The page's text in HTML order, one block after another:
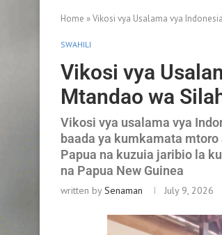
Home »Vikosi vya Usalama vya
SWAHILI
Vikosi vya
Mtandao wa
Vikosi vya usalama vya
baada ya kumkamata
Papua na kuzuia jaribio la
na Papua New Guinea
written bySenaman July 9, 2026